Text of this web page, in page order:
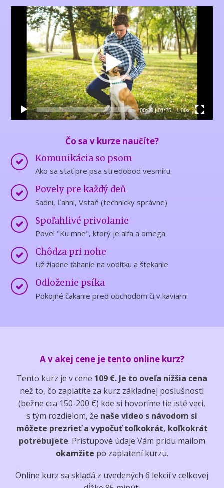
Video
přehrávač
00:00|01:25 1.00x
Čo sa v kurze naučíte?
Komunikácia so psom
Ako sa stať pre psa stredobod vesmíru
Povely pre každý deň
Sadni, Ľahni, Vstaň (technicky správne)
Spoľahlivé privolanie
Povel "Ku mne", ktorý je alfa a omega
Chôdza pri nohe
Už žiadne ťahanie na vodítku a štekanie
Odloženie psíka
Pokojné čakanie pred obchodom či v kaviarni
A v akej cene je tento online kurz?
Tento kurz je v cene 109 €. Je to oveľa nižšia cena
než to, čo zaplatíte za kurz základnej poslušnosti
(bežne cca 150-200 €) kde si hovoríme tie isté veci,
s tým rozdielom, že naše video s návodom si
môžete prezrieť a vypočuť toľkokrát, koľkokrát
potrebujete. Prístupové údaje Vám prídu mailom
okamžite po zaplatení kurzu.
Online kurz sa skladá z uvedených 6 lekcií v celkovej